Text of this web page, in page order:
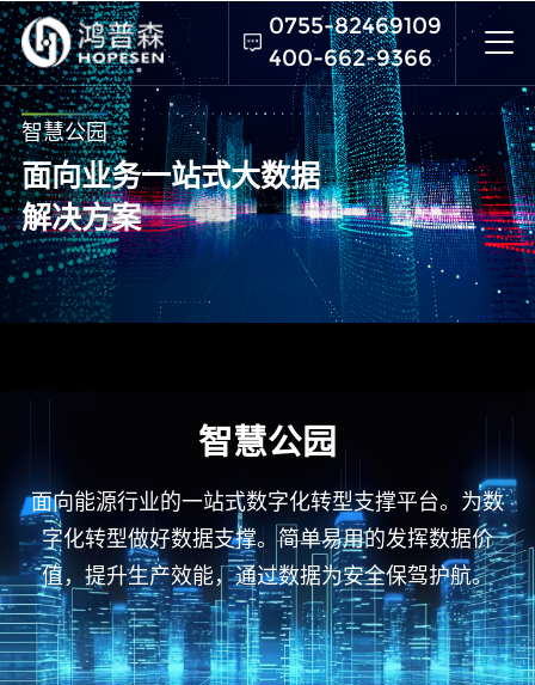
0755-82469109
400-662-9366
智慧公园
面向业务一站式大数据
解决方案
向下滚动
智慧公园
面向能源行业的一站式数字化转型支撑平台。为数
字化转型做好数据支撑。简单易用的发挥数据价
值，提升生产效能，通过数据为安全保驾护航。